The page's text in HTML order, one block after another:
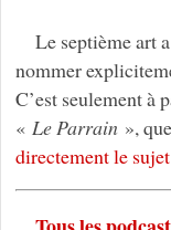
Le septième art
nommer
C’est seulement à
« Le Parrain», que
directement le sujet